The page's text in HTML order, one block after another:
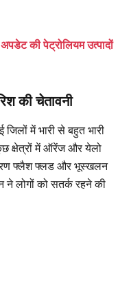
की पेट्रोलियम उत्पादों
की चेतावनी
में भारी से बहुत भारी
क्षेत्रों में ऑरेंज और येलो
फ्लैश फ्लड और भूस्खलन
ने लोगों को सतर्क रहने की